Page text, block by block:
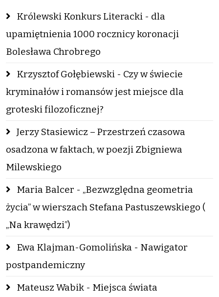
Królewski Konkurs Literacki - dla
upamiętnienia 1000 rocznicy koronacji
Bolesława Chrobrego
Krzysztof Gołębiewski - Czy w świecie
kryminałów i romansów jest miejsce dla
groteski filozoficznej?
Jerzy Stasiewicz – Przestrzeń czasowa
osadzona w faktach, w poezji Zbigniewa
Milewskiego
Maria Balcer - „Bezwzględna geometria
życia” w wierszach Stefana Pastuszewskiego (
„Na krawędzi”)
Ewa Klajman-Gomolińska - Nawigator
postpandemiczny
Mateusz Wabik - Miejsca świata